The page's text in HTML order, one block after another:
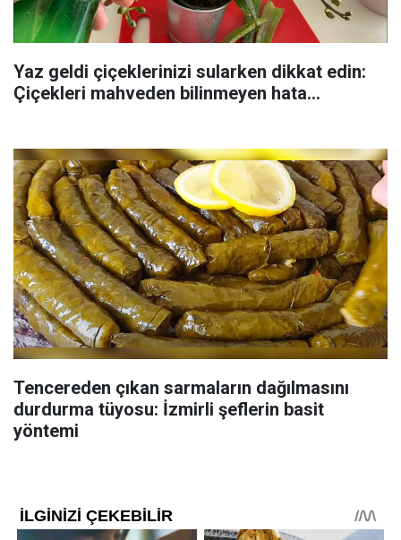
Yaz geldi çiçeklerinizi sularken dikkat edin:
Çiçekleri mahveden bilinmeyen hata...
Tencereden çıkan sarmaların dağılmasını
durdurma tüyosu: İzmirli şeflerin basit
yöntemi